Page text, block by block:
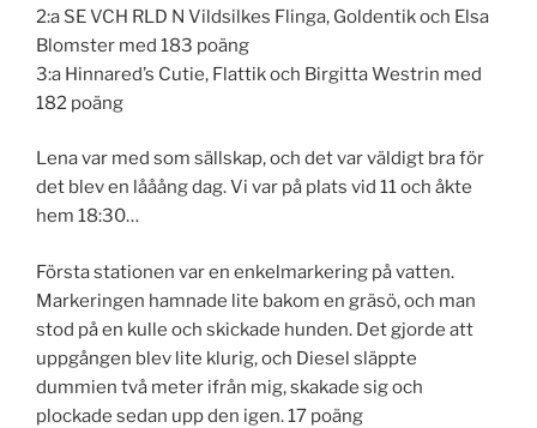
2:a SE VCH RLD N Vildsilkes Flinga, Goldentik och Elsa
Blomster med 183 poäng
3:a Hinnared’s Cutie, Flattik och Birgitta Westrin med
182 poäng
Lena var med som sällskap, och det var väldigt bra för
det blev en lååång dag. Vi var på plats vid 11 och åkte
hem 18:30…
Första stationen var en enkelmarkering på vatten.
Markeringen hamnade lite bakom en gräsö, och man
stod på en kulle och skickade hunden. Det gjorde att
uppgången blev lite klurig, och Diesel släppte
dummien två meter ifrån mig, skakade sig och
plockade sedan upp den igen. 17 poäng